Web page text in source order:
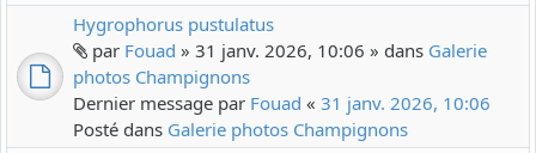
Hygrophorus pustulatus
par Fouad » 31 janv. 2026, 10:06 » dans Galerie
photos Champignons
Dernier message par Fouad « 31 janv. 2026, 10:06
Posté dans Galerie photos Champignons